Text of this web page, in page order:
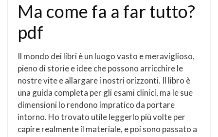
Ma come fa a far tutto?
pdf
Il mondo dei libri è un luogo vasto e meraviglioso,
pieno di storie e idee che possono arricchire le
nostre vite e allargare i nostri orizzonti. Il libro è
una guida completa per gli esami clinici, ma le sue
dimensioni lo rendono impratico da portare
intorno. Ho trovato utile leggerlo più volte per
capire realmente il materiale, e poi sono passato a